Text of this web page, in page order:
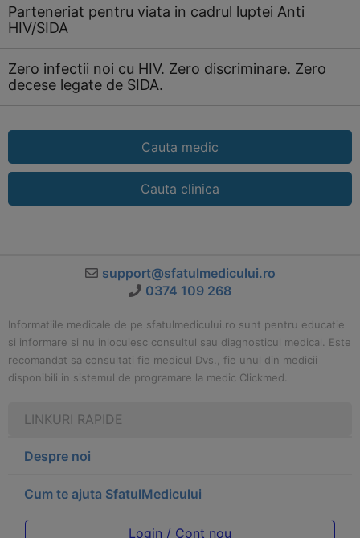
Parteneriat pentru viata in cadrul luptei Anti
HIV/SIDA
Zero infectii noi cu HIV. Zero discriminare. Zero
decese legate de SIDA.
Cauta medic
Cauta clinica
support@sfatulmedicului.ro
0374 109 268
Informatiile medicale de pe sfatulmedicului.ro sunt pentru educatie
si informare si nu inlocuiesc consultul sau diagnosticul medical. Este
recomandat sa consultati fie medicul Dvs., fie unul din medicii
disponibili in sistemul de programare la medic Clickmed.
LINKURI RAPIDE
Despre noi
Cum te ajuta SfatulMedicului
Login / Cont nou